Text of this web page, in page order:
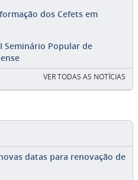
dos Cefets em
Seminário Popular de
VER TODAS AS NOTÍCIAS
datas para renovação de